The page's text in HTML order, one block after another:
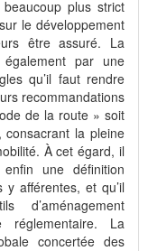
plus strict
le développement
être assuré. La
également par une
qu’il faut rendre
recommandations
de la route » soit
la pleine
À cet égard, il
une définition
afférentes, et qu’il
d’aménagement
réglementaire. La
concertée des